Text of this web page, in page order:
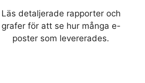
Läs detaljerade rapporter och
grafer för att se hur många e-
poster som levererades.